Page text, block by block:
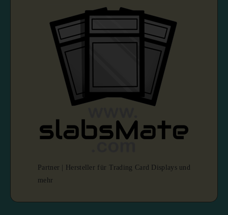
Partner | Hersteller für Trading Card Displays und
mehr